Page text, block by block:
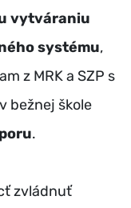
vytváraniu
systému,
z MRK a SZP s
bežnej škole
.
zvládnuť